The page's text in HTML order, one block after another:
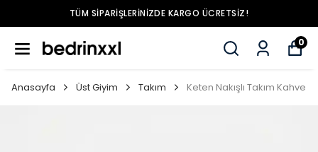
TÜM SIPARIŞLERINIZDE KARGO ÜCRETSIZ!
0
Anasayfa Üst Giyim Takım Keten Nakışlı Takım Kahve